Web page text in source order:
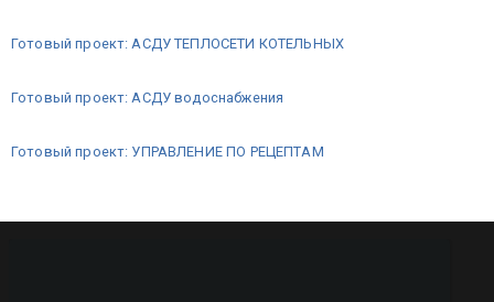
Готовый проект: АСДУ ТЕПЛОСЕТИ КОТЕЛЬНЫХ
Готовый проект: АСДУ водоснабжения
Готовый проект: УПРАВЛЕНИЕ ПО РЕЦЕПТАМ